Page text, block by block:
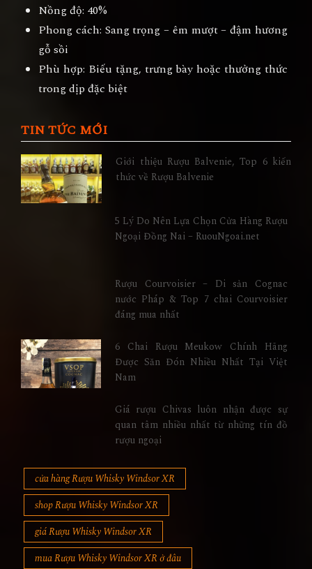
Nồng độ: 40%
Phong cách: Sang trọng – êm mượt – đậm hương
gỗ sồi
Phù hợp: Biếu tặng, trưng bày hoặc thưởng thức
trong dịp đặc biệt
TIN TỨC MỚI
Giới thiệu Rượu Balvenie, Top 6 kiến
thức về Rượu Balvenie
5 Lý Do Nên Lựa Chọn Cửa Hàng Rượu
Ngoại Đồng Nai – RuouNgoai.net
Rượu Courvoisier – Di sản Cognac
nước Pháp & Top 7 chai Courvoisier
đáng mua nhất
6 Chai Rượu Meukow Chính Hãng
Được Săn Đón Nhiều Nhất Tại Việt
Nam
Giá rượu Chivas luôn nhận được sự
quan tâm nhiều nhất từ những tín đồ
rượu ngoại
cửa hàng Rượu Whisky Windsor XR
shop Rượu Whisky Windsor XR
giá Rượu Whisky Windsor XR
mua Rượu Whisky Windsor XR ở đâu